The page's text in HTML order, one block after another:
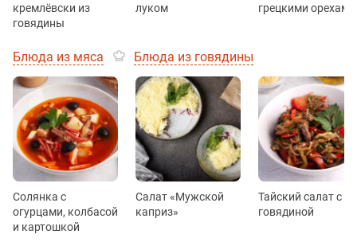
кремлёвски из
говядины
луком
грецкими орехами
Блюда из мяса Блюда из говядины
Солянка с
огурцами, колбасой
и картошкой
Салат «Мужской
каприз»
Тайский салат с
говядиной